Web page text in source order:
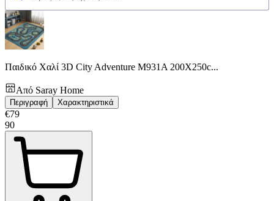
Παιδικό Χαλί 3D City Adventure M931A 200X250c...
Από Saray Home
Περιγραφή Χαρακτηριστικά
€79
90